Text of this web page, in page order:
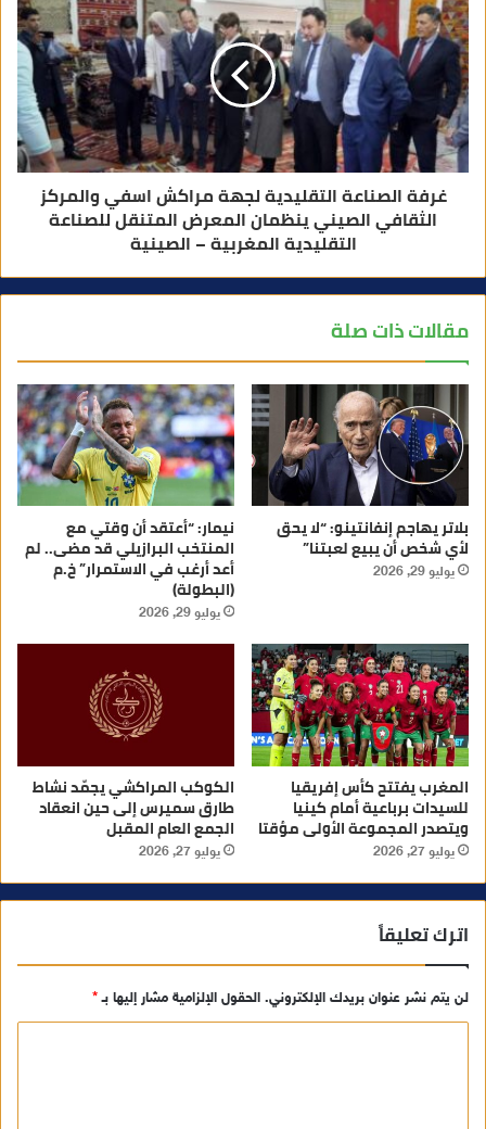
غرفة الصناعة التقليدية لجهة مراكش اسفي والمركز
الثقافي الصيني ينظمان المعرض المتنقل للصناعة
التقليدية المغربية – الصينية
مقالات ذات صلة
بلاتر يهاجم إنفانتينو: “لا يحق
لأي شخص أن يبيع لعبتنا”
يوليو 29, 2026
نيمار: “أعتقد أن وقتي مع
المنتخب البرازيلي قد مضى.. لم
أعد أرغب في الاستمرار” خ.م
(البطولة)
يوليو 29, 2026
المغرب يفتتح كأس إفريقيا
للسيدات برباعية أمام كينيا
ويتصدر المجموعة الأولى مؤقتا
يوليو 27, 2026
الكوكب المراكشي يجمّد نشاط
طارق سميرس إلى حين انعقاد
الجمع العام المقبل
يوليو 27, 2026
اترك تعليقاً
لن يتم نشر عنوان بريدك الإلكتروني. الحقول الإلزامية مشار إليها بـ*